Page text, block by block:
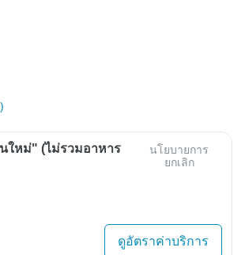
ใหม่" (ไม่รวมอาหาร
นโยบายการ
ยกเลิก
ดูอัตราค่าบริการ